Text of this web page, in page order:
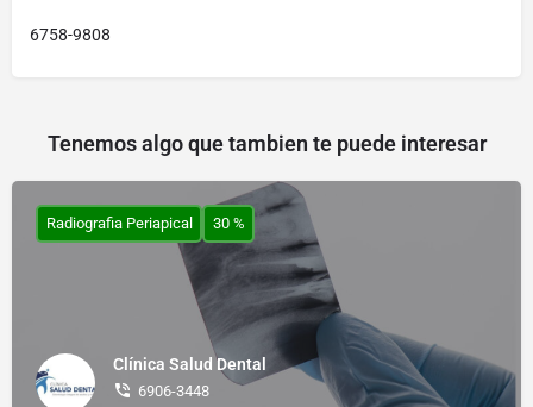
6758-9808
Tenemos algo que tambien te puede interesar
Clínica Salud Dental
6906-3448
Radiografia Periapical 30 %